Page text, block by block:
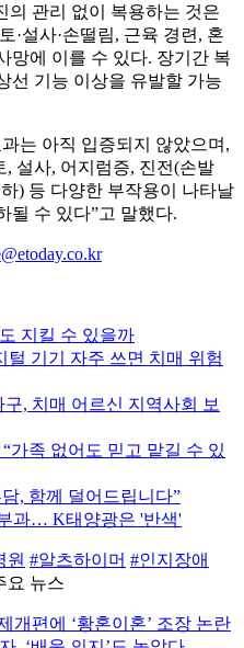
의 관리 없이 복용하는 것은
·설사·손떨림, 근육 경련, 혼
망에 이를 수 있다. 장기간 복
선 기능 이상을 유발할 가능
는 아직 입증되지 않았으며,
설사, 어지럼증, 진전(손발
) 등 다양한 부작용이 나타날
될 수 있다”고 말했다.
지킬 수 있을까
털 기기 자주 쓰면 치매 위험
, 치매 어르신 지역사회 보
가족 없어도 믿고 맡길 수 있
, 함께 덜어드립니다”
과… K태양광은 '반색'
원 #알츠하이머 #인지장애
요 뉴스
개편에 ‘황혼이혼’ 조장 논란